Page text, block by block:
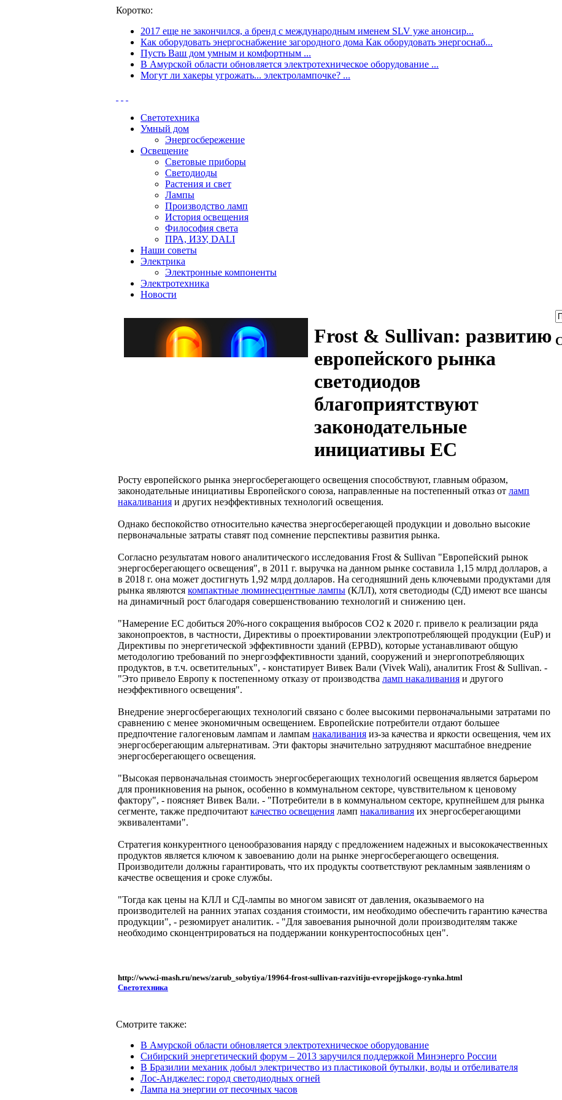
Коротко:
2017 еще не закончился, а бренд с международным именем SLV уже анонсир...
Как оборудовать энергоснабжение загородного дома Как оборудовать энергоснаб...
Пусть Ваш дом умным и комфортным ...
В Амурской области обновляется электротехническое оборудование ...
Могут ли хакеры угрожать... электролампочке? ...
Светотехника
Умный дом
Энергосбережение
Освещение
Световые приборы
Светодиоды
Растения и свет
Лампы
Производство ламп
История освещения
Философия света
ПРА, ИЗУ, DALI
Наши советы
Электрика
Электронные компоненты
Электротехника
Новости
Frost & Sullivan: развитию
европейского рынка
светодиодов
благоприятствуют
законодательные
инициативы ЕС
Росту европейского рынка энергосберегающего освещения способствуют, главным образом,
законодательные инициативы Европейского союза, направленные на постепенный отказ от ламп
накаливания и других неэффективных технологий освещения.
Однако беспокойство относительно качества энергосберегающей продукции и довольно высокие
первоначальные затраты ставят под сомнение перспективы развития рынка.
Согласно результатам нового аналитического исследования Frost & Sullivan "Европейский рынок
энергосберегающего освещения", в 2011 г. выручка на данном рынке составила 1,15 млрд долларов, а
в 2018 г. она может достигнуть 1,92 млрд долларов. На сегодняшний день ключевыми продуктами для
рынка являются компактные люминесцентные лампы (КЛЛ), хотя светодиоды (СД) имеют все шансы
на динамичный рост благодаря совершенствованию технологий и снижению цен.
"Намерение ЕС добиться 20%-ного сокращения выбросов СО2 к 2020 г. привело к реализации ряда
законопроектов, в частности, Директивы о проектировании электропотребляющей продукции (EuP) и
Директивы по энергетической эффективности зданий (EPBD), которые устанавливают общую
методологию требований по энергоэффективности зданий, сооружений и энергопотребляющих
продуктов, в т.ч. осветительных", - констатирует Вивек Вали (Vivek Wali), аналитик Frost & Sullivan. -
"Это привело Европу к постепенному отказу от производства ламп накаливания и другого
неэффективного освещения".
Внедрение энергосберегающих технологий связано с более высокими первоначальными затратами по
сравнению с менее экономичным освещением. Европейские потребители отдают большее
предпочтение галогеновым лампам и лампам накаливания из-за качества и яркости освещения, чем их
энергосберегающим альтернативам. Эти факторы значительно затрудняют масштабное внедрение
энергосберегающего освещения.
"Высокая первоначальная стоимость энергосберегающих технологий освещения является барьером
для проникновения на рынок, особенно в коммунальном секторе, чувствительном к ценовому
фактору", - поясняет Вивек Вали. - "Потребители в в коммунальном секторе, крупнейшем для рынка
сегменте, также предпочитают качество освещения ламп накаливания их энергосберегающими
эквивалентами".
Стратегия конкурентного ценообразования наряду с предложением надежных и высококачественных
продуктов является ключом к завоеванию доли на рынке энергосберегающего освещения.
Производители должны гарантировать, что их продукты соответствуют рекламным заявлениям о
качестве освещения и сроке службы.
"Тогда как цены на КЛЛ и СД-лампы во многом зависят от давления, оказываемого на
производителей на ранних этапах создания стоимости, им необходимо обеспечить гарантию качества
продукции", - резюмирует аналитик. - "Для завоевания рыночной доли производителям также
необходимо сконцентрироваться на поддержании конкурентоспособных цен".
http://www.i-mash.ru/news/zarub_sobytiya/19964-frost-sullivan-razvitiju-evropejjskogo-rynka.html
Светотехника
Смотрите также:
В Амурской области обновляется электротехническое оборудование
Сибирский энергетический форум – 2013 заручился поддержкой Минэнерго России
В Бразилии механик добыл электричество из пластиковой бутылки, воды и отбеливателя
Лос-Анджелес: город светодиодных огней
Лампа на энергии от песочных часов